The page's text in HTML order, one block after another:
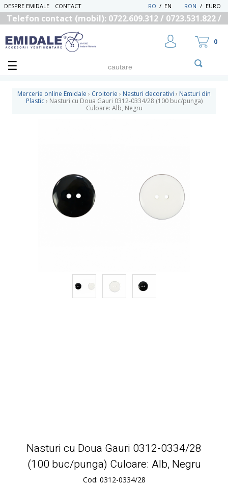
DESPRE EMIDALE CONTACT RON / EURO
EN
/
RO
Telefon contact (mobil): 0722.609.312 / 0723.531.822 /
0
Mercerie online Emidale › Croitorie › Nasturi decorativi › Nasturi din
Plastic › Nasturi cu Doua Gauri 0312-0334/28 (100 buc/punga)
Culoare: Alb, Negru
Nasturi cu Doua Gauri 0312-0334/28
(100 buc/punga) Culoare: Alb, Negru
Cod: 0312-0334/28